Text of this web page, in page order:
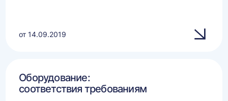
от 14.09.2019
Оборудование:
соответствия требованиям